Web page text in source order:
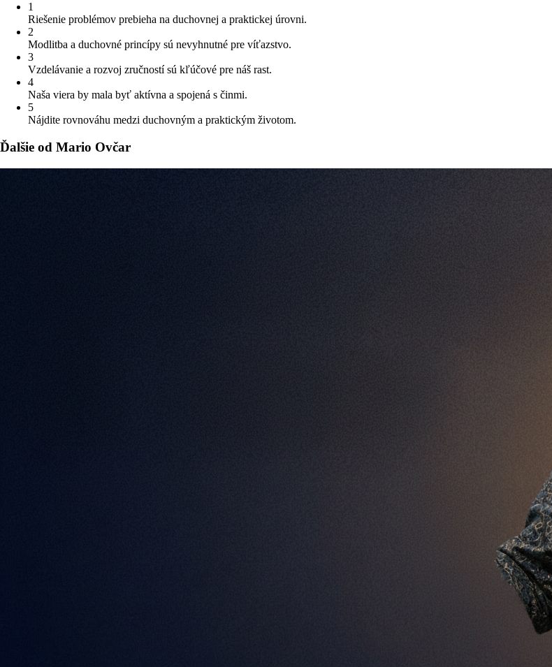
1
Riešenie problémov prebieha na duchovnej a praktickej úrovni.
2
Modlitba a duchovné princípy sú nevyhnutné pre víťazstvo.
3
Vzdelávanie a rozvoj zručností sú kľúčové pre náš rast.
4
Naša viera by mala byť aktívna a spojená s činmi.
5
Nájdite rovnováhu medzi duchovným a praktickým životom.
Ďalšie od Mario Ovčar